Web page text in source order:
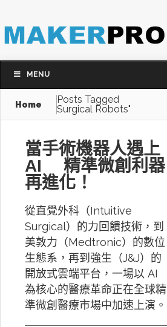
MENU
Home
Posts Tagged
Surgical Robots"
當手術機器人遇上
AI 精準微創利器
再進化！
從直覺外科（Intuitive
Surgical）的力回饋技術，到
美敦力（Medtronic）的數位
生態系，再到強生（J&J）的
開放式雲端平台，一場以 AI
為核心的醫療革命正在全球精
準微創醫療市場中加速上演。